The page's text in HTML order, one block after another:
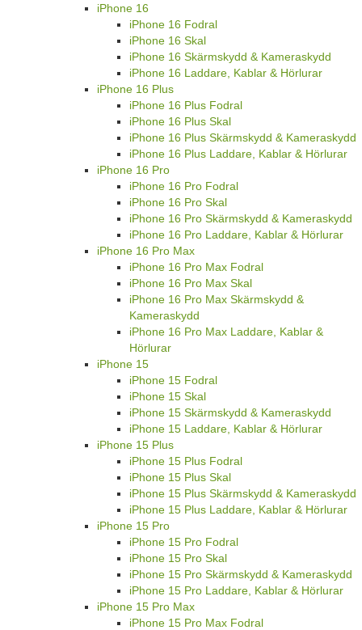
iPhone 16
iPhone 16 Fodral
iPhone 16 Skal
iPhone 16 Skärmskydd & Kameraskydd
iPhone 16 Laddare, Kablar & Hörlurar
iPhone 16 Plus
iPhone 16 Plus Fodral
iPhone 16 Plus Skal
iPhone 16 Plus Skärmskydd & Kameraskydd
iPhone 16 Plus Laddare, Kablar & Hörlurar
iPhone 16 Pro
iPhone 16 Pro Fodral
iPhone 16 Pro Skal
iPhone 16 Pro Skärmskydd & Kameraskydd
iPhone 16 Pro Laddare, Kablar & Hörlurar
iPhone 16 Pro Max
iPhone 16 Pro Max Fodral
iPhone 16 Pro Max Skal
iPhone 16 Pro Max Skärmskydd &
Kameraskydd
iPhone 16 Pro Max Laddare, Kablar &
Hörlurar
iPhone 15
iPhone 15 Fodral
iPhone 15 Skal
iPhone 15 Skärmskydd & Kameraskydd
iPhone 15 Laddare, Kablar & Hörlurar
iPhone 15 Plus
iPhone 15 Plus Fodral
iPhone 15 Plus Skal
iPhone 15 Plus Skärmskydd & Kameraskydd
iPhone 15 Plus Laddare, Kablar & Hörlurar
iPhone 15 Pro
iPhone 15 Pro Fodral
iPhone 15 Pro Skal
iPhone 15 Pro Skärmskydd & Kameraskydd
iPhone 15 Pro Laddare, Kablar & Hörlurar
iPhone 15 Pro Max
iPhone 15 Pro Max Fodral